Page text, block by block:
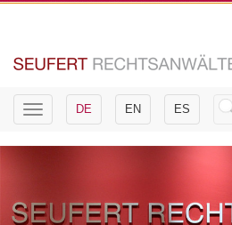
Toggle
navigation
DE EN ES